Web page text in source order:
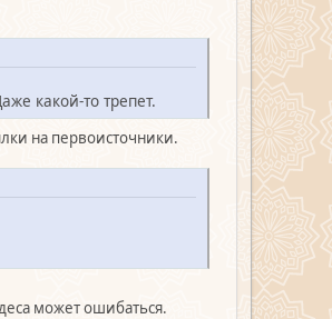
какой-то трепет.
на первоисточники.
может ошибаться.